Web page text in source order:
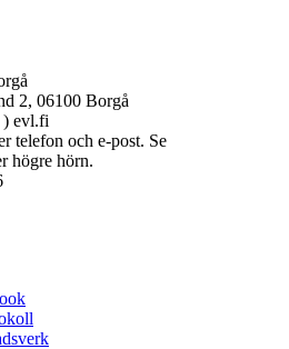
2, 06100 Borgå
) evl.fi
telefon och e-post. Se
högre hörn.